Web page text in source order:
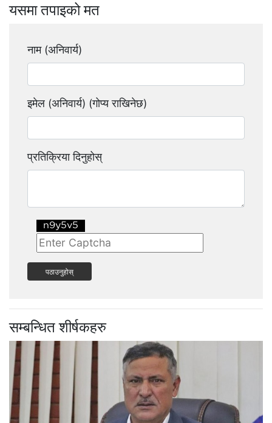
यसमा तपाइको मत
नाम (अनिवार्य)
इमेल (अनिवार्य) (गोप्य राखिनेछ)
प्रतिक्रिया दिनुहोस्
पठाउनुहोस्
सम्बन्धित शीर्षकहरु